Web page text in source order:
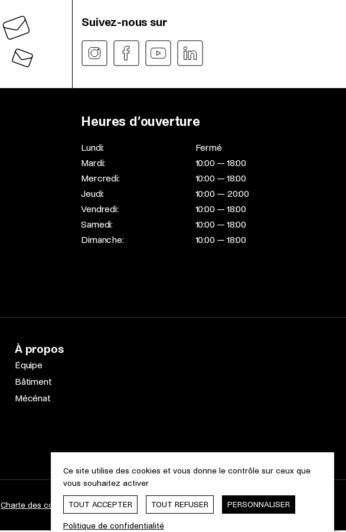
Suivez-nous sur
Heures d’ouverture
Lundi:
Fermé
Mardi:
10:00 — 18:00
Mercredi:
10:00 — 18:00
Jeudi:
10:00 — 20:00
Vendredi:
10:00 — 18:00
Samedi:
10:00 — 18:00
Dimanche:
10:00 — 18:00
À propos
Équipe
Bâtiment
Mécénat
Charte des cookies Webdesign & Développement bycropmark
Ce site utilise des cookies et vous donne le contrôle sur ceux que
vous souhaitez activer
TOUT ACCEPTER TOUT REFUSER PERSONNALISER
Politique de confidentialité